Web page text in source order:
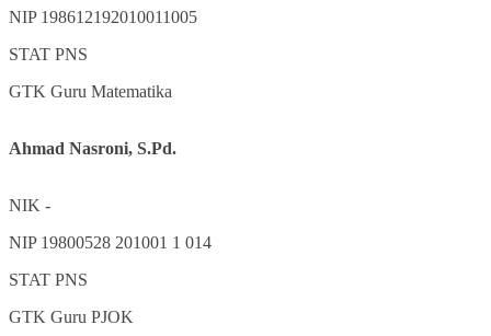
NIP 198612192010011005
STAT PNS
GTK Guru Matematika
Ahmad Nasroni, S.Pd.
NIK -
NIP 19800528 201001 1 014
STAT PNS
GTK Guru PJOK